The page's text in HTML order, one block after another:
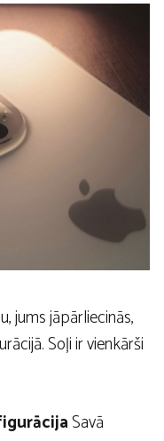
jums jāpārliecinās,
Soļi ir vienkārši
Savā